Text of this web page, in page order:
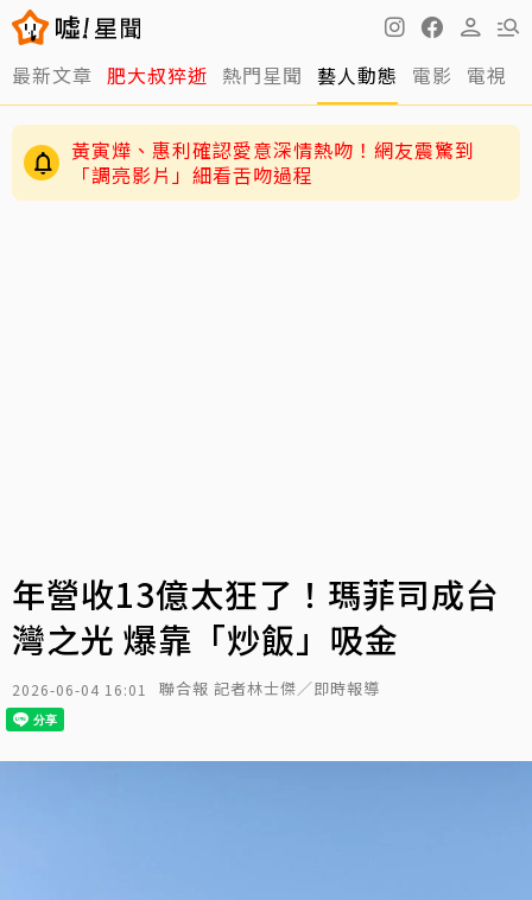
最新文章 肥大叔猝逝 熱門星聞 藝人動態 電影 電視
黃寅燁、惠利確認愛意深情熱吻！網友震驚到
「調亮影片」細看舌吻過程
年營收13億太狂了！瑪菲司成台
灣之光 爆靠「炒飯」吸金
2026-06-04 16:01 聯合報 記者林士傑／即時報導